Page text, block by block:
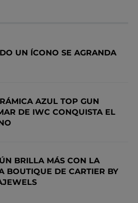
UN ÍCONO SE AGRANDA
AZUL TOP GUN
DE IWC CONQUISTA EL
BRILLA MÁS CON LA
BOUTIQUE DE CARTIER BY